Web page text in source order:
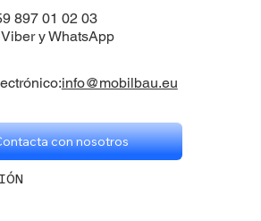
897 01 02 03
y WhatsApp
info@mobilbau.eu
con nosotros